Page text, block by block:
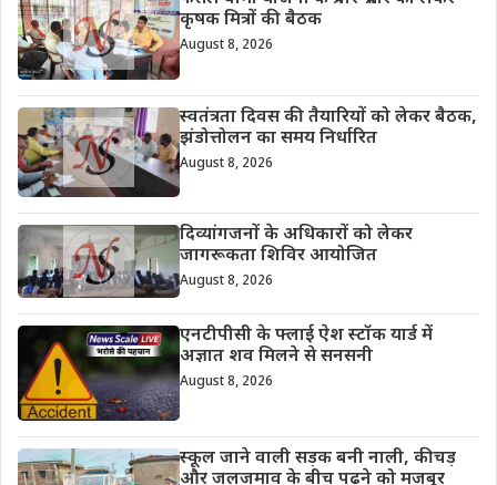
कृषक मित्रों की बैठक
August 8, 2026
स्वतंत्रता दिवस की तैयारियों को लेकर बैठक,
झंडोत्तोलन का समय निर्धारित
August 8, 2026
दिव्यांगजनों के अधिकारों को लेकर
जागरूकता शिविर आयोजित
August 8, 2026
एनटीपीसी के फ्लाई ऐश स्टॉक यार्ड में
अज्ञात शव मिलने से सनसनी
August 8, 2026
स्कूल जाने वाली सड़क बनी नाली, कीचड़
और जलजमाव के बीच पढ़ने को मजबूर